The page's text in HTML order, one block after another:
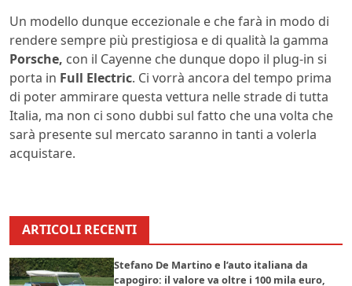
Un modello dunque eccezionale e che farà in modo di
rendere sempre più prestigiosa e di qualità la gamma
Porsche, con il Cayenne che dunque dopo il plug-in si
porta in Full Electric. Ci vorrà ancora del tempo prima
di poter ammirare questa vettura nelle strade di tutta
Italia, ma non ci sono dubbi sul fatto che una volta che
sarà presente sul mercato saranno in tanti a volerla
acquistare.
ARTICOLI RECENTI
Stefano De Martino e l’auto italiana da
capogiro: il valore va oltre i 100 mila euro,